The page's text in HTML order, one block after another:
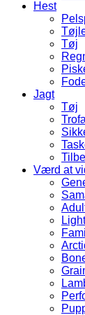
Hest
Tøj
Jagt
Tøj
Værd at